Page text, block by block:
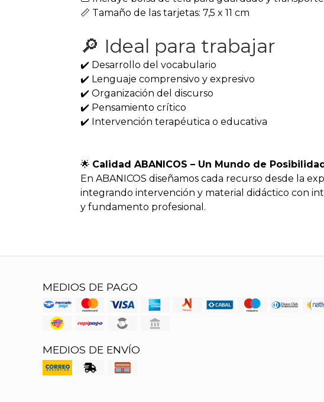
📏 Tamaño de las tarjetas: 7,5 x 11 cm
🔎 Ideal para trabajar
✔️ Desarrollo del vocabulario
✔️ Lenguaje comprensivo y expresivo
✔️ Organización del discurso
✔️ Pensamiento crítico
✔️ Intervención terapéutica o educativa
🌟 Calidad ABANICOS – Un Mundo de
En ABANICOS diseñamos cada recurso desde la
integrando intervención y material didáctico con
y fundamento profesional.
MEDIOS DE PAGO
MEDIOS DE ENVÍO